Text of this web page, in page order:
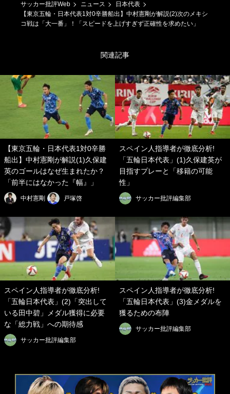
サッカー批評Web ニュース
日本代表
【東京五輪・日本代表1対0辛勝船出】中村憲剛が解説(2)次のメキシ
コ戦は「大一番」！「スピードを上げすぎず正確性を求めたい」
関連記事
【東京五輪・日本代表1対0辛勝
船出】中村憲剛が解説(1)久保建
英のゴールはなぜ生まれたか？
「前半にはなかった『幅』」
中村憲剛 戸塚啓
スペイン人指導者が徹底分析!
「五輪日本代表」(1)久保建英が
目指すプレーと「移籍の可能
性」
サッカー批評編集部
スペイン人指導者が徹底分析!
「五輪日本代表」(2)「突出して
いる田中碧」メダル獲得に必要
な「総力戦」への期待感
サッカー批評編集部
スペイン人指導者が徹底分析!
「五輪日本代表」(3)金メダルを
獲るための布陣
サッカー批評編集部